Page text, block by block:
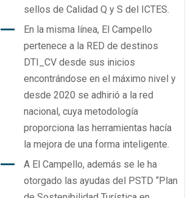
sellos de Calidad Q y S del ICTES.
En la misma línea, El Campello
pertenece a la RED de destinos
DTI_CV desde sus inicios
encontrándose en el máximo nivel y
desde 2020 se adhirió a la red
nacional, cuya metodología
proporciona las herramientas hacía
la mejora de una forma inteligente.
A El Campello, además se le ha
otorgado las ayudas del PSTD “Plan